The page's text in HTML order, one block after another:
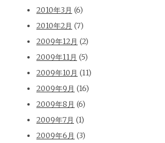
2010年3月 (6)
2010年2月 (7)
2009年12月 (2)
2009年11月 (5)
2009年10月 (11)
2009年9月 (16)
2009年8月 (6)
2009年7月 (1)
2009年6月 (3)